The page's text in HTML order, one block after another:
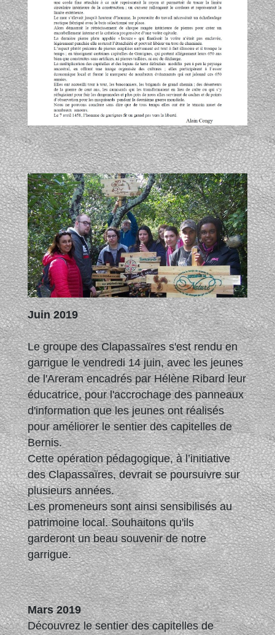
Juin 2019
Le groupe des Clapassaïres s'est rendu en
garrigue le vendredi 14 juin, avec les jeunes
de l'Areram encadrés par Hélène Ribard leur
éducatrice, pour l'accrochage des panneaux
d'information que les jeunes ont réalisés
pour améliorer le sentier des capitelles de
Bernis.
Cette opération pédagogique, à l’initiative
des Clapassaïres, devrait se poursuivre sur
plusieurs années.
Les promeneurs sont ainsi sensibilisés au
patrimoine local. Souhaitons qu'ils
garderont un beau souvenir de notre
garrigue.
Mars 2019
Découvrez le sentier des capitelles de